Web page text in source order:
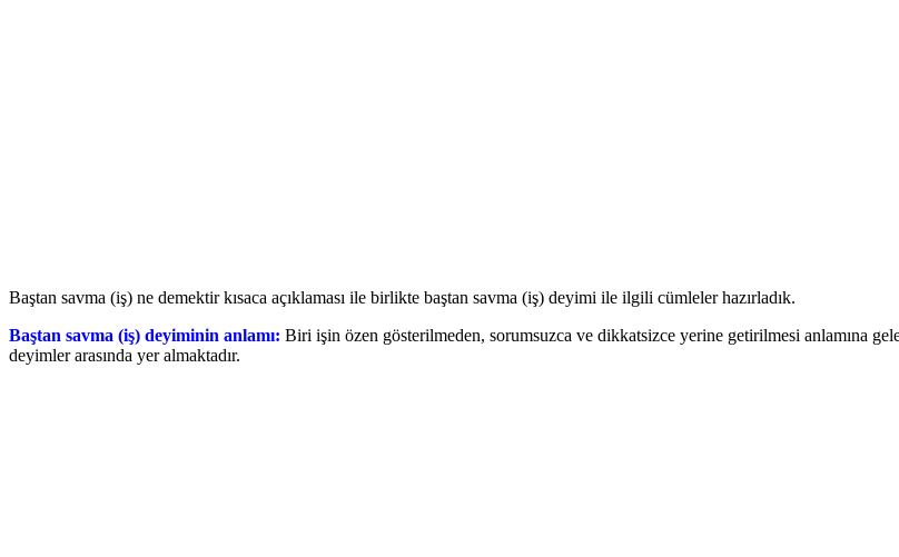
Baştan savma (iş) ne demektir kısaca açıklaması ile birlikte baştan savma (iş) deyimi ile ilgili cümleler hazırladık.
Baştan savma (iş) deyiminin anlamı: Biri işin özen gösterilmeden, sorumsuzca ve dikkatsizce yerine getirilmesi anlamına
deyimler arasında yer almaktadır.